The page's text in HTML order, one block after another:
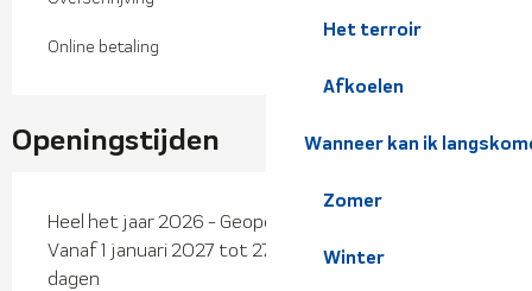
Het terroir
Afkoelen
Wanneer kan ik
Zomer
Winter
Online betaling
Openingstijden
Heel het jaar 2026 - Geopend alle dagen
Vanaf 1 januari 2027 tot 27 mei 2027 - Geopend alle
dagen